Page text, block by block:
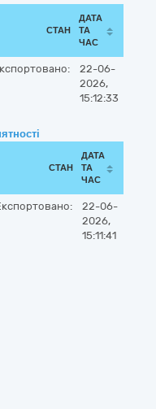
СТАН
ДАТА
ТА
ЧАС
22-06-
2026,
15:12:33
СТАН
ДАТА
ТА
ЧАС
22-06-
2026,
15:11:41